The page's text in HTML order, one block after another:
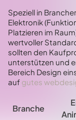
Speziell in
Elektronik
Platzieren im
wertvoller
sollten den
unterstützen und
Bereich Design
auf gutes
Branche